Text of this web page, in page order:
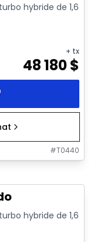
hybride de 1,6
+ tx
48 180$
#T0440
hybride de 1,6